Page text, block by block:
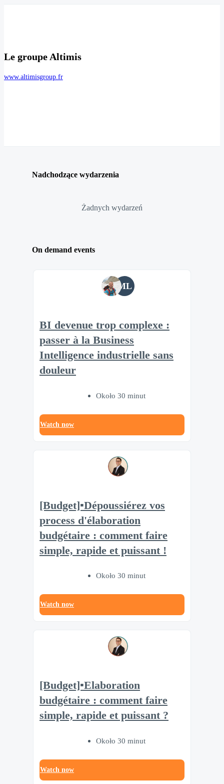
Le groupe Altimis
www.altimisgroup.fr
Nadchodzące wydarzenia
Żadnych wydarzeń
On demand events
ML
BI devenue trop complexe :
passer à la Business
Intelligence industrielle sans
douleur
Około 30 minut
Watch now
[Budget]▪️Dépoussiérez vos
process d'élaboration
budgétaire : comment faire
simple, rapide et puissant !
Około 30 minut
Watch now
[Budget]▪️Elaboration
budgétaire : comment faire
simple, rapide et puissant ?
Około 30 minut
Watch now